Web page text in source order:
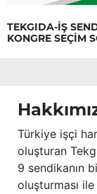
TEKGIDA-İŞ
KONGRE SEÇİM
Türkiye işçi
oluşturan
9 sendikanın
oluşturması